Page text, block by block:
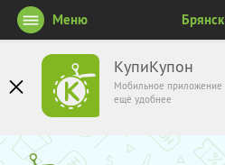
КупиКупон
Мобильное приложение
ещё удобнее
Меню Брянск